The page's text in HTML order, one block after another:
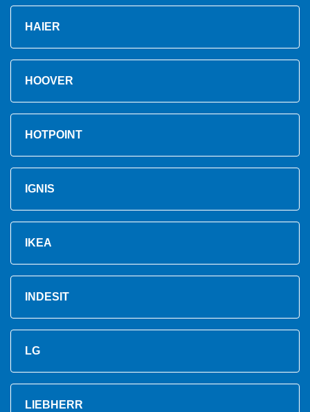
HAIER
HOOVER
HOTPOINT
IGNIS
IKEA
INDESIT
LG
LIEBHERR